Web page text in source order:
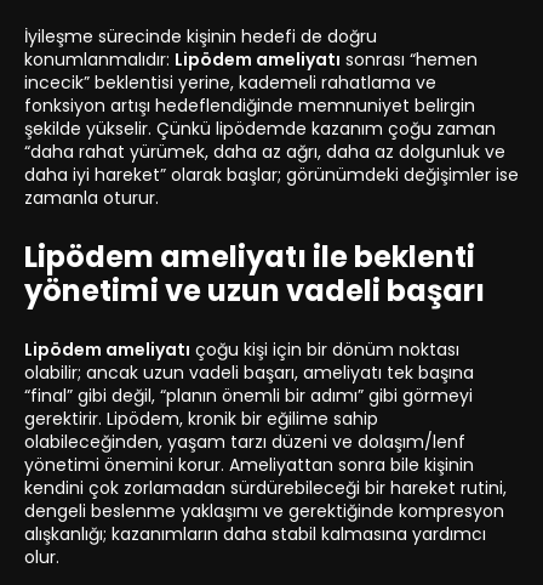
İyileşme sürecinde kişinin hedefi de doğru
konumlanmalıdır: Lipödem ameliyatı sonrası “hemen
incecik” beklentisi yerine, kademeli rahatlama ve
fonksiyon artışı hedeflendiğinde memnuniyet belirgin
şekilde yükselir. Çünkü lipödemde kazanım çoğu zaman
“daha rahat yürümek, daha az ağrı, daha az dolgunluk ve
daha iyi hareket” olarak başlar; görünümdeki değişimler ise
zamanla oturur.
Lipödem ameliyatı ile beklenti
yönetimi ve uzun vadeli başarı
Lipödem ameliyatı çoğu kişi için bir dönüm noktası
olabilir; ancak uzun vadeli başarı, ameliyatı tek başına
“final” gibi değil, “planın önemli bir adımı” gibi görmeyi
gerektirir. Lipödem, kronik bir eğilime sahip
olabileceğinden, yaşam tarzı düzeni ve dolaşım/lenf
yönetimi önemini korur. Ameliyattan sonra bile kişinin
kendini çok zorlamadan sürdürebileceği bir hareket rutini,
dengeli beslenme yaklaşımı ve gerektiğinde kompresyon
alışkanlığı; kazanımların daha stabil kalmasına yardımcı
olur.